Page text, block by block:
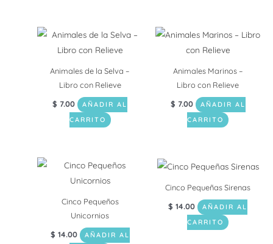
Animales de la Selva –
Libro con Relieve
$ 7.00
AÑADIR AL
CARRITO
Animales Marinos –
Libro con Relieve
$ 7.00
AÑADIR AL
CARRITO
Cinco Pequeños
Unicornios
$ 14.00
AÑADIR AL
Cinco Pequeñas Sirenas
$ 14.00
AÑADIR AL
CARRITO